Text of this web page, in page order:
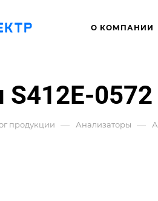
О КОМПАНИИ
S412E-
продукции — Анализаторы —